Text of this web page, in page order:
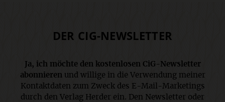
DER CIG-NEWSLETTER
Ja, ich möchte den kostenlosen CiG-Newsletter
abonnierenund willige in die Verwendung meiner
Kontaktdaten zum Zweck des E-Mail-Marketings
durch den Verlag Herder ein. Den Newsletter oder